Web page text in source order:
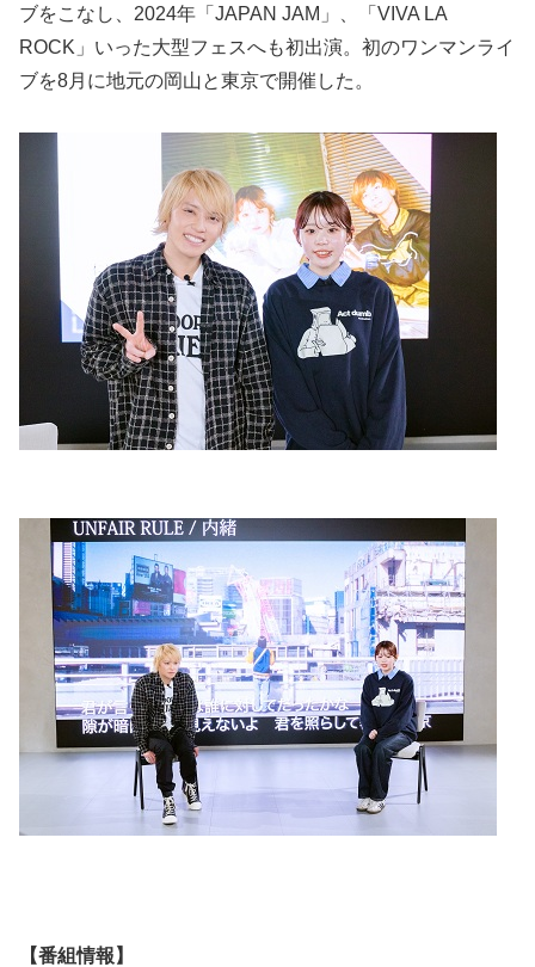
ブをこなし、2024年「JAPAN JAM」、「VIVA LA
ROCK」いった大型フェスへも初出演。初のワンマンライ
ブを8月に地元の岡山と東京で開催した。
【番組情報】